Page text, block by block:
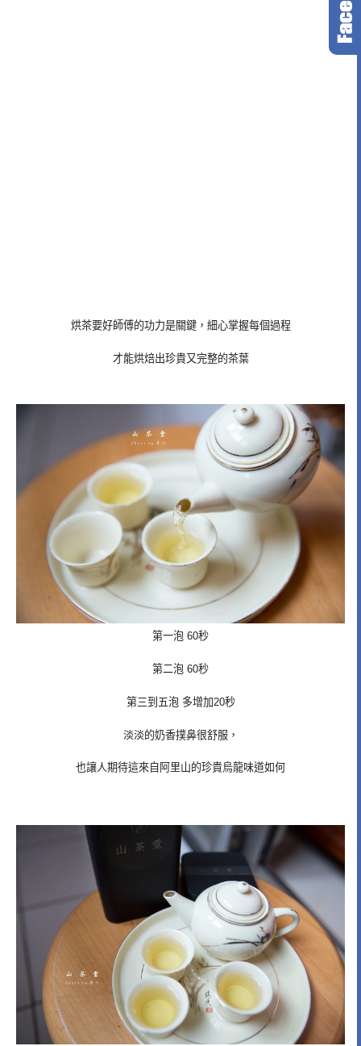
烘茶要好師傅的功力是關鍵，細心掌握每個過程
才能烘焙出珍貴又完整的茶葉
第一泡 60秒
第二泡 60秒
第三到五泡 多增加20秒
淡淡的奶香撲鼻很舒服，
也讓人期待這來自阿里山的珍貴烏龍味道如何